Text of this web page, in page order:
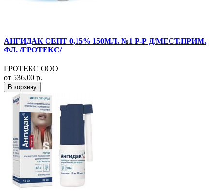
АНГИДАК СЕПТ 0,15% 150МЛ. №1 Р-Р Д/МЕСТ.ПРИМ.
ФЛ. /ГРОТЕКС/
ГРОТЕКС ООО
от 536.00 р.
В корзину